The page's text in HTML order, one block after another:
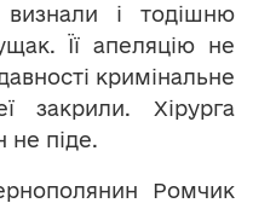
і тодішню
Її апеляцію не
кримінальне
закрили. Хірурга
не піде.
Ромчик